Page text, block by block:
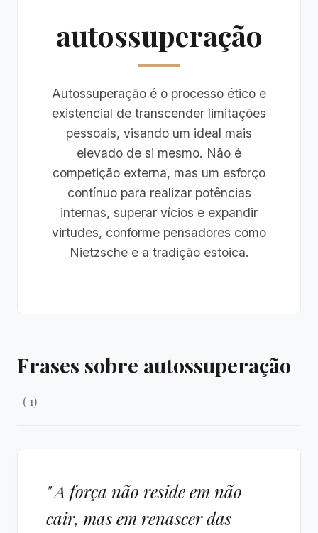
autossuperação
Autossuperação é o processo ético e
existencial de transcender limitações
pessoais, visando um ideal mais
elevado de si mesmo. Não é
competição externa, mas um esforço
contínuo para realizar potências
internas, superar vícios e expandir
virtudes, conforme pensadores como
Nietzsche e a tradição estoica.
Frases sobre autossuperação
( 1)
" A força não reside em não
cair, mas em renascer das